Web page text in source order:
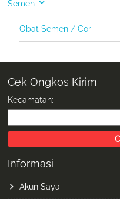
Semen
Obat Semen / Cor
Cek Ongkos Kirim
Kecamatan:
Informasi
Akun Saya